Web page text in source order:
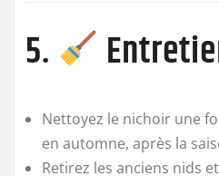
5.
Nettoyez le nichoir une
en automne, après la
Retirez les anciens nids